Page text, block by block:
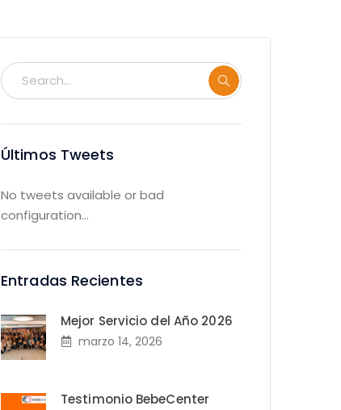
Últimos Tweets
No tweets available or bad
configuration...
Entradas Recientes
Mejor Servicio del Año 2026
marzo 14, 2026
Testimonio BebeCenter